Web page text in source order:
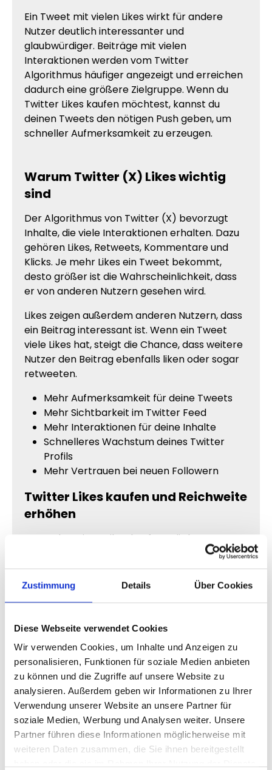
Zustimmung Details Über Cookies
Diese Webseite verwendet Cookies
Wir verwenden Cookies, um Inhalte und Anzeigen zu
personalisieren, Funktionen für soziale Medien anbieten
zu können und die Zugriffe auf unsere Website zu
analysieren. Außerdem geben wir Informationen zu Ihrer
Verwendung unserer Website an unsere Partner für
soziale Medien, Werbung und Analysen weiter. Unsere
Partner führen diese Informationen möglicherweise mit
weiteren Daten zusammen, die Sie ihnen bereitgestellt
Ein Tweet mit vielen Likes wirkt für andere
Nutzer deutlich interessanter und
glaubwürdiger. Beiträge mit vielen
Interaktionen werden vom Twitter
Algorithmus häufiger angezeigt und erreichen
dadurch eine größere Zielgruppe. Wenn du
Twitter Likes kaufen möchtest, kannst du
deinen Tweets den nötigen Push geben, um
schneller Aufmerksamkeit zu erzeugen.
Warum Twitter (X) Likes wichtig
sind
Der Algorithmus von Twitter (X) bevorzugt
Inhalte, die viele Interaktionen erhalten. Dazu
gehören Likes, Retweets, Kommentare und
Klicks. Je mehr Likes ein Tweet bekommt,
desto größer ist die Wahrscheinlichkeit, dass
er von anderen Nutzern gesehen wird.
Likes zeigen außerdem anderen Nutzern, dass
ein Beitrag interessant ist. Wenn ein Tweet
viele Likes hat, steigt die Chance, dass weitere
Nutzer den Beitrag ebenfalls liken oder sogar
retweeten.
Mehr Aufmerksamkeit für deine Tweets
Mehr Sichtbarkeit im Twitter Feed
Mehr Interaktionen für deine Inhalte
Schnelleres Wachstum deines Twitter
Profils
Mehr Vertrauen bei neuen Followern
Twitter Likes kaufen und Reichweite
erhöhen
Wenn du Twitter Likes kaufen möchtest,
kannst du deine Tweets gezielt pushen und
mehr Reichweite erzielen. Tweets mit vielen
Likes wirken für andere Nutzer deutlich
deine Twitter Reichweite zu erhöhen
mehr Engagement für deine Tweets zu
erhalten
dein Profil professioneller wirken zu lassen
mehr Aufmerksamkeit für deine Inhalte zu
bekommen
Gerade wenn du einen wichtigen Tweet
veröffentlichst oder eine Kampagne startest,